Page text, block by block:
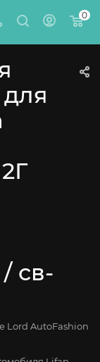
0
св-
Lord AutoFashion